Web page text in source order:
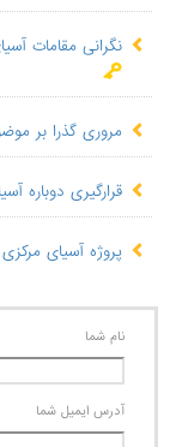
نگرانی مقامات
مروری گذرا بر
قرارگیری دوباره
پروژه آسیای
نام شما
آدرس ايميل شما